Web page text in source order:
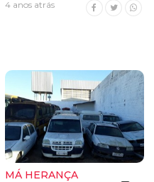
4 anos atrás
MÁ HERANÇA